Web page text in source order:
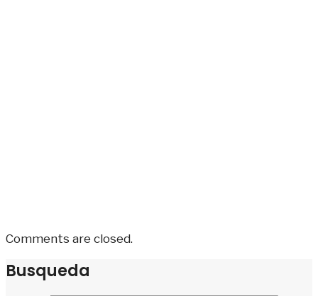
Comments are closed.
Busqueda